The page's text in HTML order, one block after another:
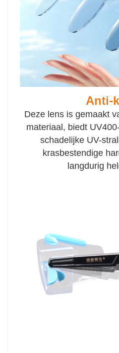
Anti-
Deze lens is gemaakt
materiaal, biedt
schadelijke UV-
krasbestendige
langdurig